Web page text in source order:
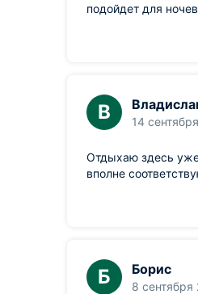
подойдет для
В 14
Отдыхаю здесь уже
вполне
Б Борис
8 сентября